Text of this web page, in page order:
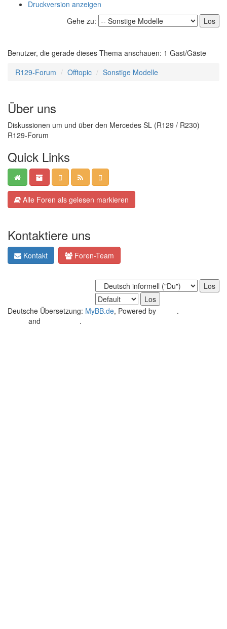
Druckversion anzeigen
Gehe zu:
Benutzer, die gerade dieses Thema anschauen: 1 Gast/Gäste
R129-Forum
Offtopic Sonstige Modelle
Über uns
Diskussionen um und über den Mercedes SL (R129 / R230)
R129-Forum
Quick Links
Alle Foren als gelesen markieren
Kontaktiere uns
Kontakt Foren-Team
Deutsche Übersetzung: MyBB.de, Powered by .
and .